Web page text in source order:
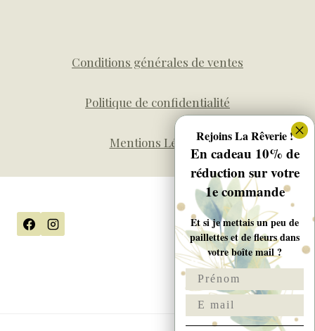
Conditions générales de ventes
Politique de confidentialité
Mentions LégalesRejoins La Rêverie !
En cadeau 10% de
réduction sur votre
1e commande
Et si je mettais un peu de
paillettes et de fleurs dans
votre boîte mail ?